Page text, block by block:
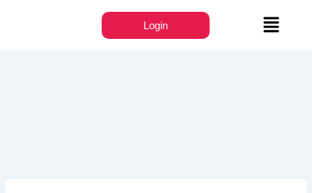
Login Menu